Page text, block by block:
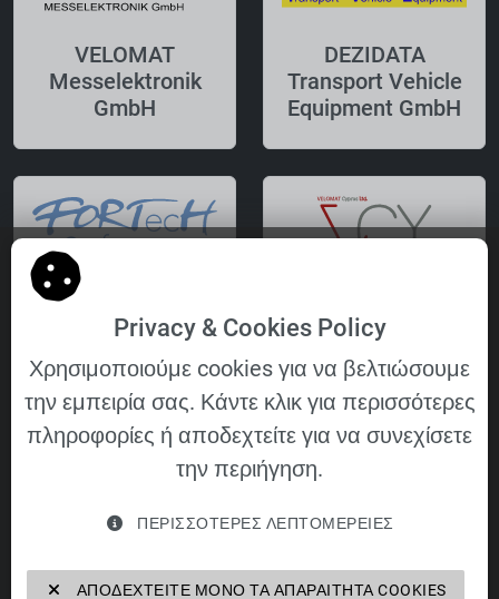
VELOMAT
Messelektronik
GmbH
DEZIDATA
Transport Vehicle
Equipment GmbH
Software GmbH
Ltd.
VELOMAT
Verwaltungs
Privacy & Cookies Policy
Χρησιμοποιούμε cookies για να βελτιώσουμε
την εμπειρία σας. Κάντε κλικ για περισσότερες
πληροφορίες ή αποδεχτείτε για να συνεχίσετε
την περιήγηση.
ΠΕΡΙΣΣΌΤΕΡΕΣ ΛΕΠΤΟΜΈΡΕΙΕΣ
ΑΠΟΔΕΧΤΕΊΤΕ ΜΌΝΟ ΤΑ ΑΠΑΡΑΊΤΗΤΑ COOKIES